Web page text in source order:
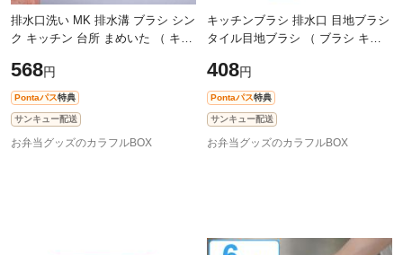
排水口洗い MK 排水溝 ブラシ シン
ク キッチン 台所 まめいた （ キッ
ラシ 台所ブラシ ホワイト キッチ
568円
Pontaパス特典
サンキュー配送
お弁当グッズのカラフルBOX
キッチンブラシ 排水口 目地ブラシ
タイル目地ブラシ （ ブラシ キッ
チン清掃 タイルブラシ 台所清掃
408円
Pontaパス特典
サンキュー配送
お弁当グッズのカラフルBOX